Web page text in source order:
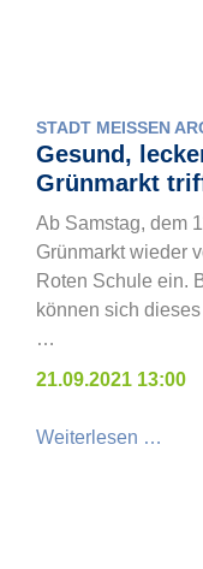
STADT MEISSEN
Gesund,
Grünmarkt
Ab Samstag, dem
Grünmarkt wieder
Roten Schule ein.
können sich
…
21.09.2021 13:00
Weiterlesen …